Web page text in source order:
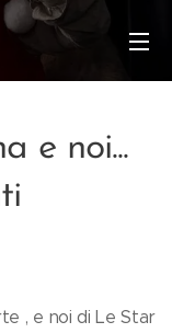
e noi...
, e noi di Le Star